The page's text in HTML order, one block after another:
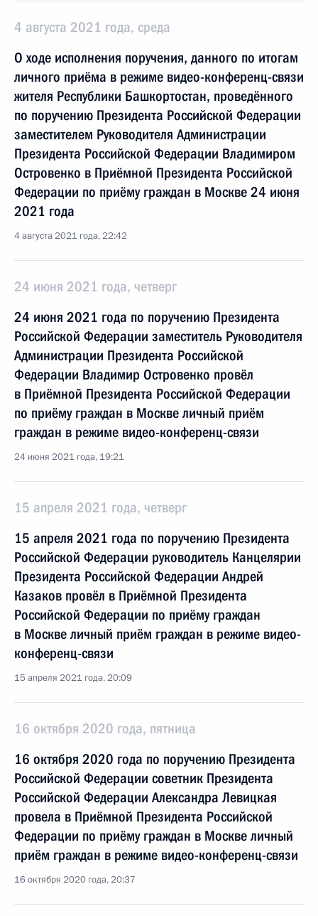
4 августа 2021 года, среда
О ходе исполнения поручения, данного по итогам
личного приёма в режиме видео-конференц-связи
жителя Республики Башкортостан, проведённого
по поручению Президента Российской Федерации
заместителем Руководителя Администрации
Президента Российской Федерации Владимиром
Островенко в Приёмной Президента Российской
Федерации по приёму граждан в Москве 24 июня
2021 года
4 августа 2021 года, 22:42
24 июня 2021 года, четверг
24 июня 2021 года по поручению Президента
Российской Федерации заместитель Руководителя
Администрации Президента Российской
Федерации Владимир Островенко провёл
в Приёмной Президента Российской Федерации
по приёму граждан в Москве личный приём
граждан в режиме видео-конференц-связи
24 июня 2021 года, 19:21
15 апреля 2021 года, четверг
15 апреля 2021 года по поручению Президента
Российской Федерации руководитель Канцелярии
Президента Российской Федерации Андрей
Казаков провёл в Приёмной Президента
Российской Федерации по приёму граждан
в Москве личный приём граждан в режиме видео-
конференц-связи
15 апреля 2021 года, 20:09
16 октября 2020 года, пятница
16 октября 2020 года по поручению Президента
Российской Федерации советник Президента
Российской Федерации Александра Левицкая
провела в Приёмной Президента Российской
Федерации по приёму граждан в Москве личный
приём граждан в режиме видео-конференц-связи
16 октября 2020 года, 20:37